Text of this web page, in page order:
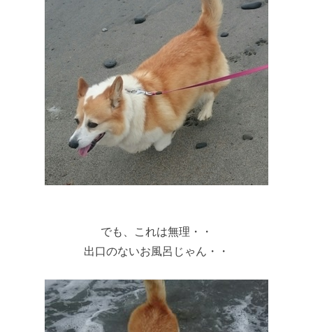
でも、これは無理・・
出口のないお風呂じゃん・・